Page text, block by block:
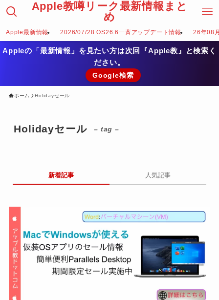
Apple教噂リーク最新情報まと
め
Apple最新情報 2026/07/28 OS26.6一斉アップデート情報 26年08
Appleの「最新情報」を見たい方は次回『Apple教』と検索く
ださい。
Google検索
ホーム Holidayセール
Holidayセール – tag –
新着記事 人気記事